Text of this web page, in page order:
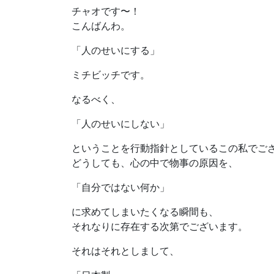
チャオです〜！
こんばんわ。
「人のせいにする」
ミチビッチです。
なるべく、
「人のせいにしない」
ということを行動指針としているこの私でご
どうしても、心の中で物事の原因を、
「自分ではない何か」
に求めてしまいたくなる瞬間も、
それなりに存在する次第でございます。
それはそれとしまして、